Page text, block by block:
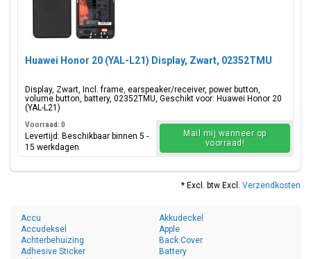
Huawei Honor 20 (YAL-L21) Display, Zwart, 02352TMU
Display, Zwart, Incl. frame, earspeaker/receiver, power button,
volume button, battery, 02352TMU, Geschikt voor: Huawei Honor 20
(YAL-L21)
Voorraad: 0
Levertijd: Beschikbaar binnen 5 -
15 werkdagen
Mail mij wanneer op
voorraad!
* Excl. btw Excl. Verzendkosten
Accu
Accudeksel
Achterbehuizing
Adhesive Sticker
Akkudeckel
Apple
Back Cover
Battery